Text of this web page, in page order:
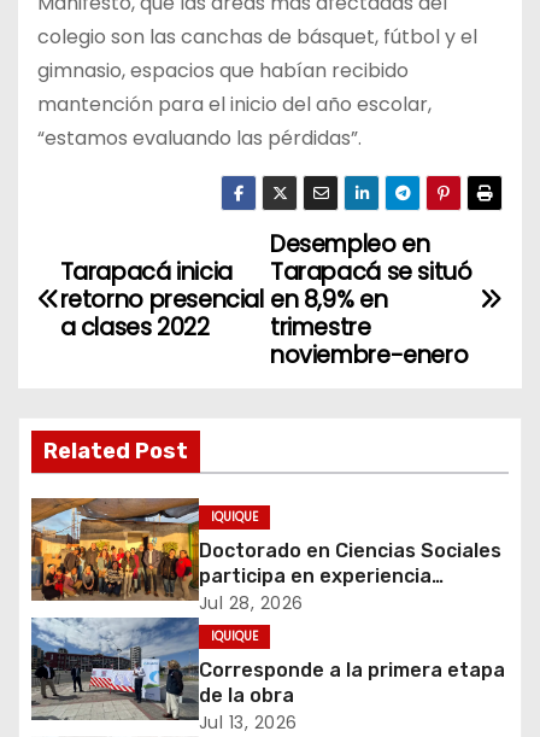
colegio son las canchas de básquet, fútbol y el
gimnasio, espacios que habían recibido
mantención para el inicio del año escolar,
“estamos evaluando las pérdidas”.
N
a
g
a
c
i
ó
n
Desempleo en
Tarapacá se situó
en 8,9% en
trimestre
noviembre-enero
Tarapacá inicia
retorno presencial
a clases 2022
Related Post
IQUIQUE
Doctorado en Ciencias Sociales
participa en experiencia
comunitaria sobre cuidados y
migración
Jul 28, 2026
IQUIQUE
Corresponde a la primera etapa
de la obra
Jul 13, 2026